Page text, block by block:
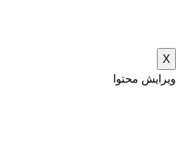
X
ویرایش محتوا